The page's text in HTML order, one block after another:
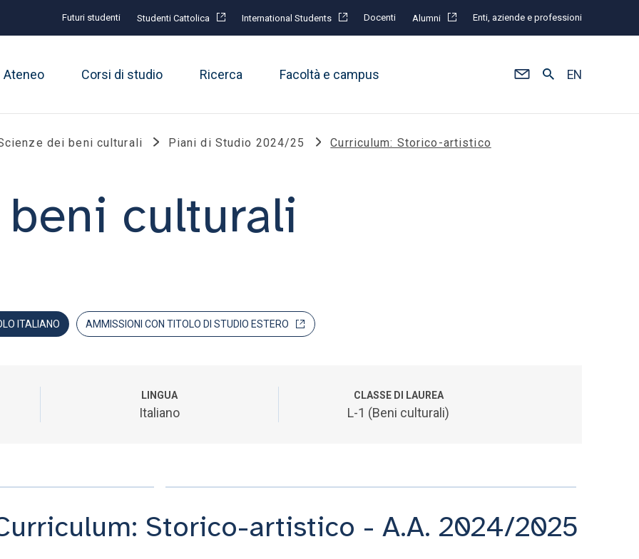
Futuri studenti Studenti Cattolica International Students Docenti Alumni Enti, aziende e professioni
Ateneo Corsi di studio Ricerca Facoltà e campus EN
dei beni culturali Piani di Studio 2024/25 Curriculum: Storico-artistico
culturali
ITALIANO AMMISSIONI CON TITOLO DI STUDIO ESTERO
LINGUA
Italiano
CLASSE DI LAUREA
L-1 (Beni culturali)
Storico-artistico - A.A. 2024/2025